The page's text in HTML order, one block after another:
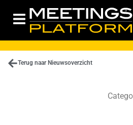
Terug naar Nieuwsoverzicht